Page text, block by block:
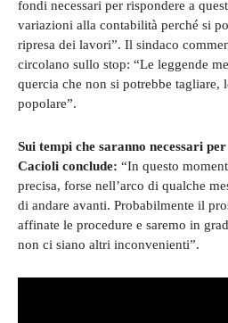
fondi necessari per rispondere a
variazioni alla contabilità perché si
ripresa dei lavori”. Il sindaco
circolano sullo stop: “Le leggende
quercia che non si potrebbe tagliare,
popolare”.
Sui tempi che saranno necessari
Cacioli conclude: “In questo
precisa, forse nell’arco di qualche
di andare avanti. Probabilmente il
affinate le procedure e saremo in
non ci siano altri inconvenienti”.